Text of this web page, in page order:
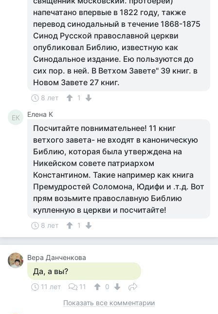
напечатано впервые в 1822 году, также
перевод синодальный в течение 1868-1875
Синод Русской православной церкви
опубликовал Библию, известную как
Синодальное издание. Ею пользуются до
сих пор. в ней. В Ветхом Завете" 39 книг. в
Новом Завете 27 книг.
8 лет 1
ЕК Елена К
Посчитайте повнимательнее! 11 книг
ветхого завета- не входят в каноническую
Библию, которая была утверждена на
Никейском совете патриархом
Константином. Такие например как книга
Премудростей Соломона, Юдифи и .т.д. Вот
прям возьмите православную Библию
купленную в церкви и посчитайте!
8 лет 1
Вера Данченкова
Да, а вы?
11 лет 11
0
Показать все комментарии